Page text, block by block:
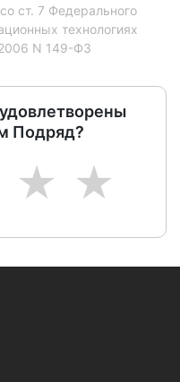
ст. 7 Федерального
технологиях
N 149-ФЗ
Подряд?
5
4